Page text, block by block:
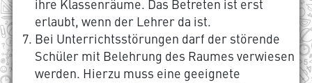
ihre Klassenräume. Das Betreten ist erst
erlaubt, wenn der Lehrer da ist.
Bei Unterrichtsstörungen darf der störende
Schüler mit Belehrung des Raumes verwiesen
werden. Hierzu muss eine geeignete